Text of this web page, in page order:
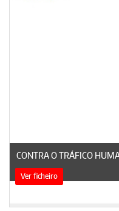
CONTRA O TRÁFICO
Ver ficheiro